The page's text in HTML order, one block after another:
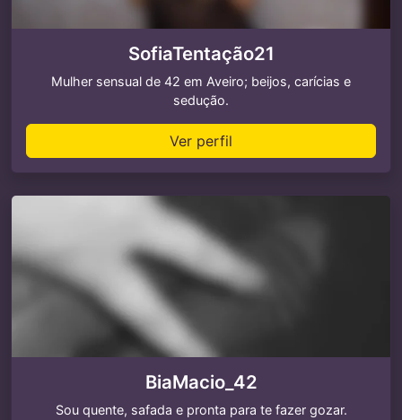
SofiaTentação21
Mulher sensual de 42 em Aveiro; beijos, carícias e
sedução.
Ver perfil
BiaMacio_42
Sou quente, safada e pronta para te fazer gozar.